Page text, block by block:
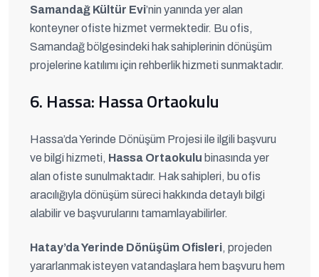
Samandağ Kültür Evi’nin yanında yer alan
konteyner ofiste hizmet vermektedir. Bu ofis,
Samandağ bölgesindeki hak sahiplerinin dönüşüm
projelerine katılımı için rehberlik hizmeti sunmaktadır.
6. Hassa: Hassa Ortaokulu
Hassa’da Yerinde Dönüşüm Projesi ile ilgili başvuru
ve bilgi hizmeti, Hassa Ortaokulu binasında yer
alan ofiste sunulmaktadır. Hak sahipleri, bu ofis
aracılığıyla dönüşüm süreci hakkında detaylı bilgi
alabilir ve başvurularını tamamlayabilirler.
Hatay’da Yerinde Dönüşüm Ofisleri, projeden
yararlanmak isteyen vatandaşlara hem başvuru hem